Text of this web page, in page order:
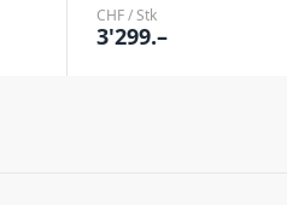
CHF / Stk
3'299.–